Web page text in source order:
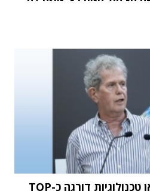
מחקר STKI השנתי: וואן טכנולוגיות דורגה כ-TOP